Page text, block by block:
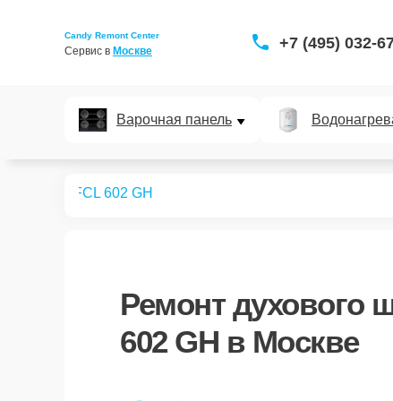
Candy Remont Center
Сервис в Москве +7 (495) 032-
Варочная панель
FCL 602 GH
Ремонтдухового
602 GH в Москве